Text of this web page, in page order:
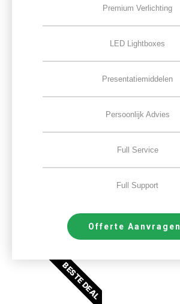
Premium Verlichting
LED Lightboxes
Presentatiemiddelen
Persoonlijk Advies
Full Service
Full Support
Offerte Aanvragen
BESTE DEAL